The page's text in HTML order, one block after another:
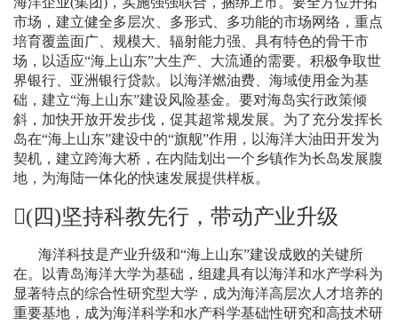
市场，建立健全多层次、多形式、多功能的市场网络，重点
培育覆盖面广、规模大、辐射能力强、具有特色的骨干市
场，以适应“海上山东”大生产、大流通的需要。积极争取世
界银行、亚洲银行贷款。以海洋燃油费、海域使用金为基
础，建立“海上山东”建设风险基金。要对海岛实行政策倾
斜，加快开放开发步伐，促其超常规发展。为了充分发挥长
岛在“海上山东”建设中的“旗舰”作用，以海洋大油田开发为
契机，建立跨海大桥，在内陆划出一个乡镇作为长岛发展腹
地，为海陆一体化的快速发展提供样板。
(四)坚持科教先行，带动产业升级
海洋科技是产业升级和“海上山东”建设成败的关键所
在。以青岛海洋大学为基础，组建具有以海洋和水产学科为
显著特点的综合性研究型大学，成为海洋高层次人才培养的
重要基地，成为海洋科学和水产科学基础性研究和高技术研